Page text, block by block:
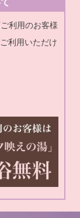
利用のお客様
利用いただけ